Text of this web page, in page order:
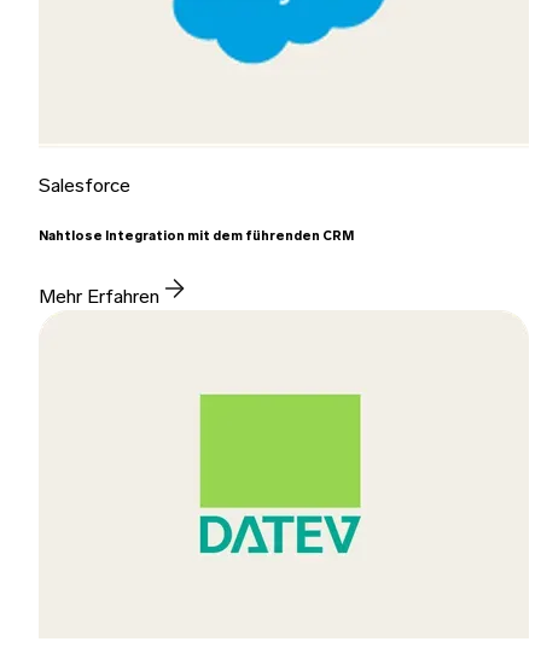
Salesforce
Nahtlose Integration mit dem führenden CRM
Mehr Erfahren